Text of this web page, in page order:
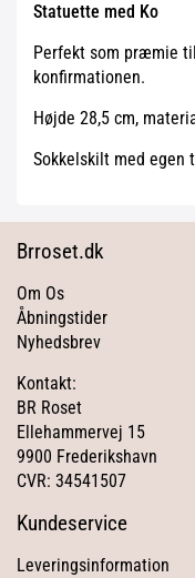
Statuette med Ko
Perfekt som præmie
konfirmationen.
Højde 28,5 cm,
Sokkelskilt med egen
Brroset.dk
Om Os
Åbningstider
Nyhedsbrev
Kontakt:
BR Roset
Ellehammervej 15
9900 Frederikshavn
CVR: 34541507
Kundeservice
Leveringsinformation